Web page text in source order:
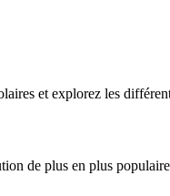
et explorez les
de plus en plus